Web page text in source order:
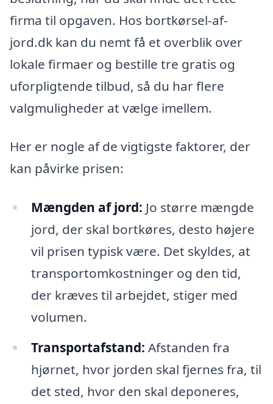
firma til opgaven. Hos bortkørsel-af-
jord.dk kan du nemt få et overblik over
lokale firmaer og bestille tre gratis og
uforpligtende tilbud, så du har flere
valgmuligheder at vælge imellem.
Her er nogle af de vigtigste faktorer, der
kan påvirke prisen:
Mængden af jord: Jo større mængde
jord, der skal bortkøres, desto højere
vil prisen typisk være. Det skyldes, at
transportomkostninger og den tid,
der kræves til arbejdet, stiger med
volumen.
Transportafstand: Afstanden fra
hjørnet, hvor jorden skal fjernes fra, til
det sted, hvor den skal deponeres,